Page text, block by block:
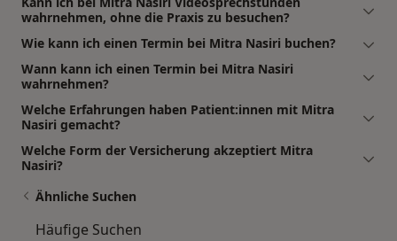
wahrnehmen, ohne die Praxis zu besuchen?
Wie kann ich einen Termin bei Mitra Nasiri buchen?
Wann kann ich einen Termin bei Mitra Nasiri
wahrnehmen?
Welche Erfahrungen haben Patient:innen mit Mitra
Nasiri gemacht?
Welche Form der Versicherung akzeptiert Mitra
Nasiri?
Ähnliche Suchen
Häufige Suchen